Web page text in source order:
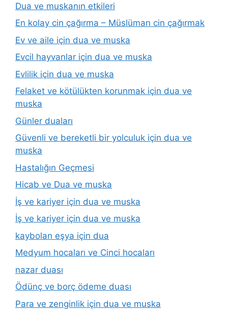
Dua ve muskanın etkileri
En kolay cin çağırma – Müslüman cin çağırmak
Ev ve aile için dua ve muska
Evcil hayvanlar için dua ve muska
Evlilik için dua ve muska
Felaket ve kötülükten korunmak için dua ve
muska
Günler duaları
Güvenli ve bereketli bir yolculuk için dua ve
muska
Hastalığın Geçmesi
Hicab ve Dua ve muska
İş ve kariyer için dua ve muska
İş ve kariyer için dua ve muska
kaybolan eşya için dua
Medyum hocaları ve Cinci hocaları
nazar duası
Ödünç ve borç ödeme duası
Para ve zenginlik için dua ve muska